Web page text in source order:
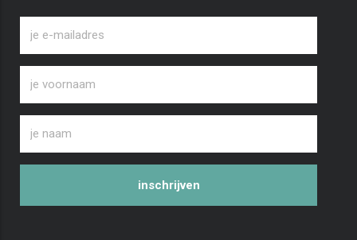
inschrijven